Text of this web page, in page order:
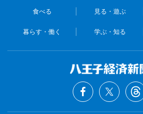
食べる 見る・遊ぶ
暮らす・働く 学ぶ・知る